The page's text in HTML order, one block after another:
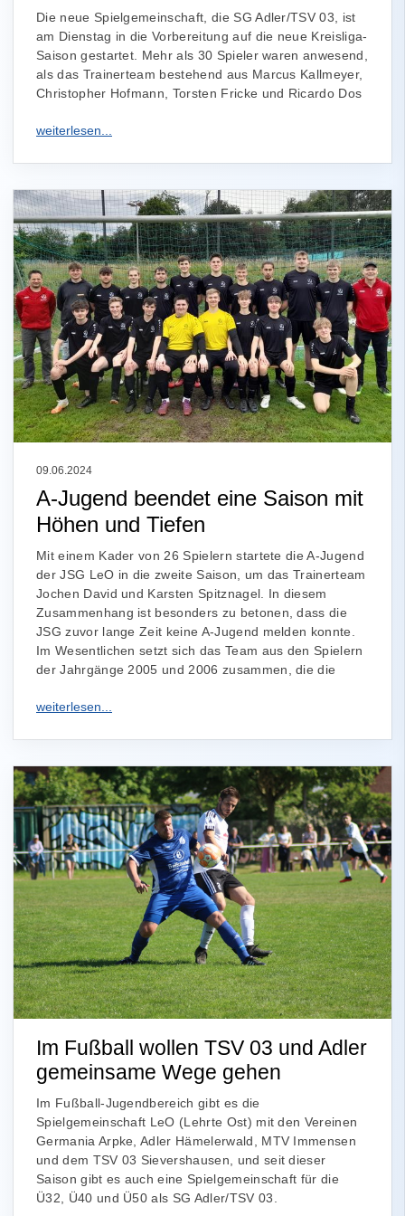
Die neue Spielgemeinschaft, die SG Adler/TSV 03, ist
am Dienstag in die Vorbereitung auf die neue Kreisliga-
Saison gestartet. Mehr als 30 Spieler waren anwesend,
als das Trainerteam bestehend aus Marcus Kallmeyer,
Christopher Hofmann, Torsten Fricke und Ricardo Dos
09.06.2024
A-Jugend beendet eine Saison mit
Höhen und Tiefen
Mit einem Kader von 26 Spielern startete die A-Jugend
der JSG LeO in die zweite Saison, um das Trainerteam
Jochen David und Karsten Spitznagel. In diesem
Zusammenhang ist besonders zu betonen, dass die
JSG zuvor lange Zeit keine A-Jugend melden konnte.
Im Wesentlichen setzt sich das Team aus den Spielern
der Jahrgänge 2005 und 2006 zusammen, die die
Im Fußball wollen TSV 03 und Adler
gemeinsame Wege gehen
Im Fußball-Jugendbereich gibt es die
Spielgemeinschaft LeO (Lehrte Ost) mit den Vereinen
Germania Arpke, Adler Hämelerwald, MTV Immensen
und dem TSV 03 Sievershausen, und seit dieser
Saison gibt es auch eine Spielgemeinschaft für die
Ü32, Ü40 und Ü50 als SG Adler/TSV 03.